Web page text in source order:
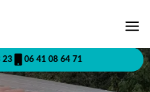
23 06 41 08 64 71